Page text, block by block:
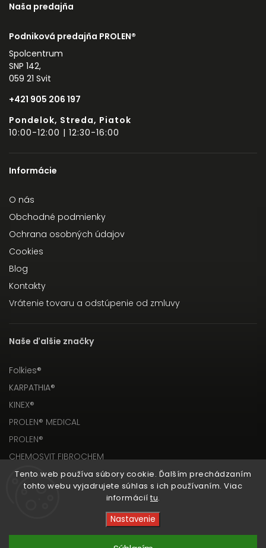
Tento web používa súbory cookie. Ďalším prechádzaním
tohto webu vyjadrujete súhlas s ich používaním. Viac
informácií tu.
Nastavenie
Naša predajňa
Podniková predajňa PROLEN®
Spolcentrum
SNP 142,
059 21 Svit
+421 905 206 197
Pondelok, Streda, Piatok
10:00-12:00 | 12:30-16:00
Informácie
O nás
Obchodné podmienky
Ochrana osobných údajov
Cookies
Blog
Kontakty
Vrátenie tovaru a odstúpenie od zmluvy
Naše ďalšie značky
Folkies®
KARPATHIA®
KINEX®
PROLEN® MEDICAL
PROLEN®
CHEMOSVIT FIBROCHEM
Copyright 2026PROLEN® SHOP. Všetky práva